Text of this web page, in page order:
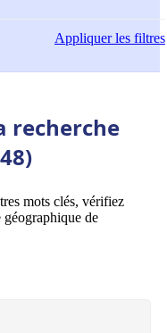
Appliquerles filtres
recherche
mots clés, vérifiez
géographique de